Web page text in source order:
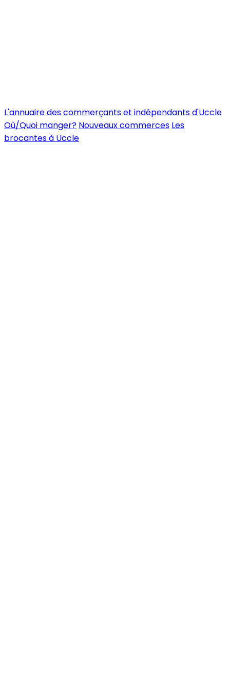
L'annuaire des commerçants et indépendants d'Uccle
Où/Quoi manger? Nouveaux commerces Les
brocantes à Uccle